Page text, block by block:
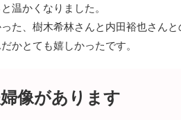
温かくなりました。
た、樹木希林さんと内田裕也さん
かとても嬉しかったです。
像があります